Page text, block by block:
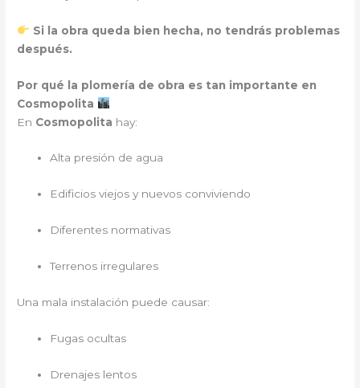
Si la obra queda bien hecha, no tendrás problemas
después.
Por qué la plomería de obra es tan importante en
Cosmopolita
En Cosmopolita hay:
Alta presión de agua
Edificios viejos y nuevos conviviendo
Diferentes normativas
Terrenos irregulares
Una mala instalación puede causar:
Fugas ocultas
Drenajes lentos